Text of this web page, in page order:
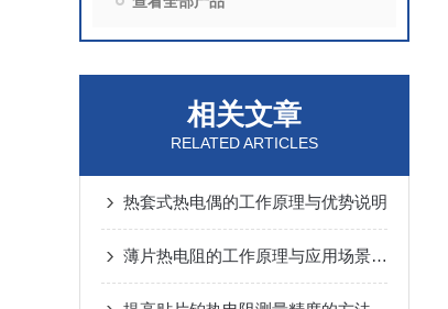
相关文章
RELATED ARTICLES
热套式热电偶的工作原理与优势说明
薄片热电阻的工作原理与应用场景解析